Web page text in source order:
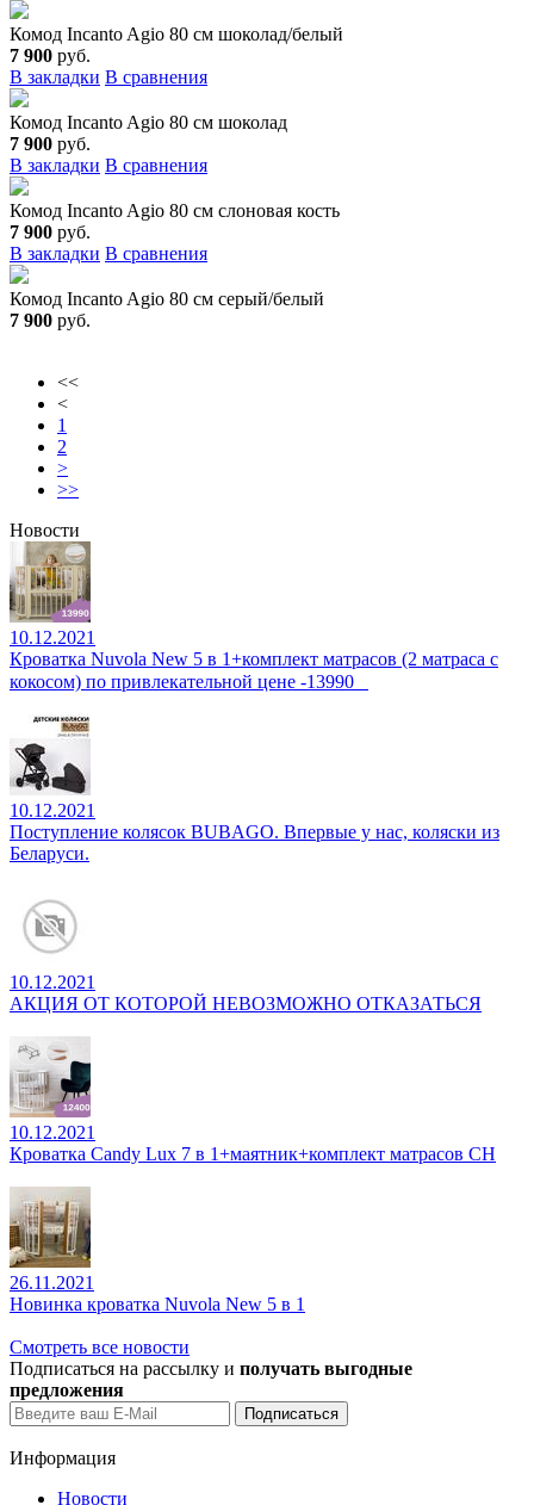
Комод Incanto Agio 80 см шоколад/белый
7 900 руб.
В закладки В сравнения
Комод Incanto Agio 80 см шоколад
7 900 руб.
В закладки В сравнения
Комод Incanto Agio 80 см слоновая кость
7 900 руб.
В закладки В сравнения
Комод Incanto Agio 80 см серый/белый
7 900 руб.
<<
<
1
2
>
>>
Новости
10.12.2021
Кроватка Nuvola New 5 в 1+комплект матрасов (2 матраса с
кокосом) по привлекательной цене -13990⠀
10.12.2021
Поступление колясок BUBAGO. Впервые у нас, коляски из
Беларуси.
10.12.2021
АКЦИЯ ОТ КОТОРОЙ НЕВОЗМОЖНО ОТКАЗАТЬСЯ
10.12.2021
Кроватка Candy Lux 7 в 1+маятник+комплект матрасов CH
26.11.2021
Новинка кроватка Nuvola New 5 в 1
Смотреть все новости
Подписаться на рассылку и получать выгодные
предложения
Информация
Новости